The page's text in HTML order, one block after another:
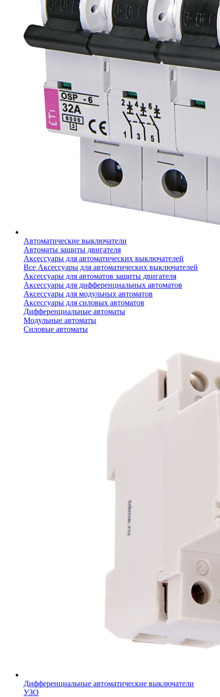
Автоматические выключатели
Автоматы защиты двигателя
Аксессуары для автоматических выключателей
Все Аксессуары для автоматических выключателей
Аксессуары для автоматов защиты двигателя
Аксессуары для дифференциальных автоматов
Аксессуары для модульных автоматов
Аксессуары для силовых автоматов
Дифференциальные автоматы
Модульные автоматы
Силовые автоматы
Дифференциальные автоматические выключатели
УЗО